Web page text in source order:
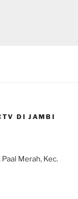
DI JAMBI
Merah, Kec.